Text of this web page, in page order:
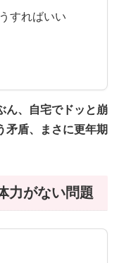
すればいい
ん、自宅でドッと崩
矛盾、まさに更年期
力がない問題